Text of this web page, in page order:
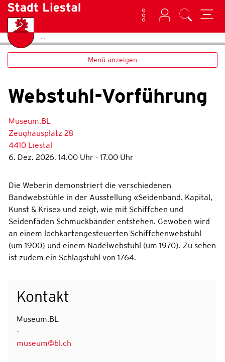
zur Startseite
Direkt zur Hauptnavigation
Direkt zum Inhalt
Direkt zur Suche
Direkt zum Stichwortverzeichnis
Liestal
KontaktLogin Suche
Home Veranstaltungen(ausgewählt)
Menü anzeigen
Webstuhl-Vorführung
Museum.BL
Zeughausplatz 28
4410 Liestal
6. Dez. 2026, 14.00 Uhr - 17.00 Uhr
Die Weberin demonstriert die verschiedenen
Bandwebstühle in der Ausstellung «Seidenband. Kapital,
Kunst & Krise» und zeigt, wie mit Schiffchen und
Seidenfäden Schmuckbänder entstehen. Gewoben wird
an einem lochkartengesteuerten Schiffchenwebstuhl
(um 1900) und einem Nadelwebstuhl (um 1970). Zu sehen
ist zudem ein Schlagstuhl von 1764.
Kontakt
Museum.BL
-
museum@bl.ch